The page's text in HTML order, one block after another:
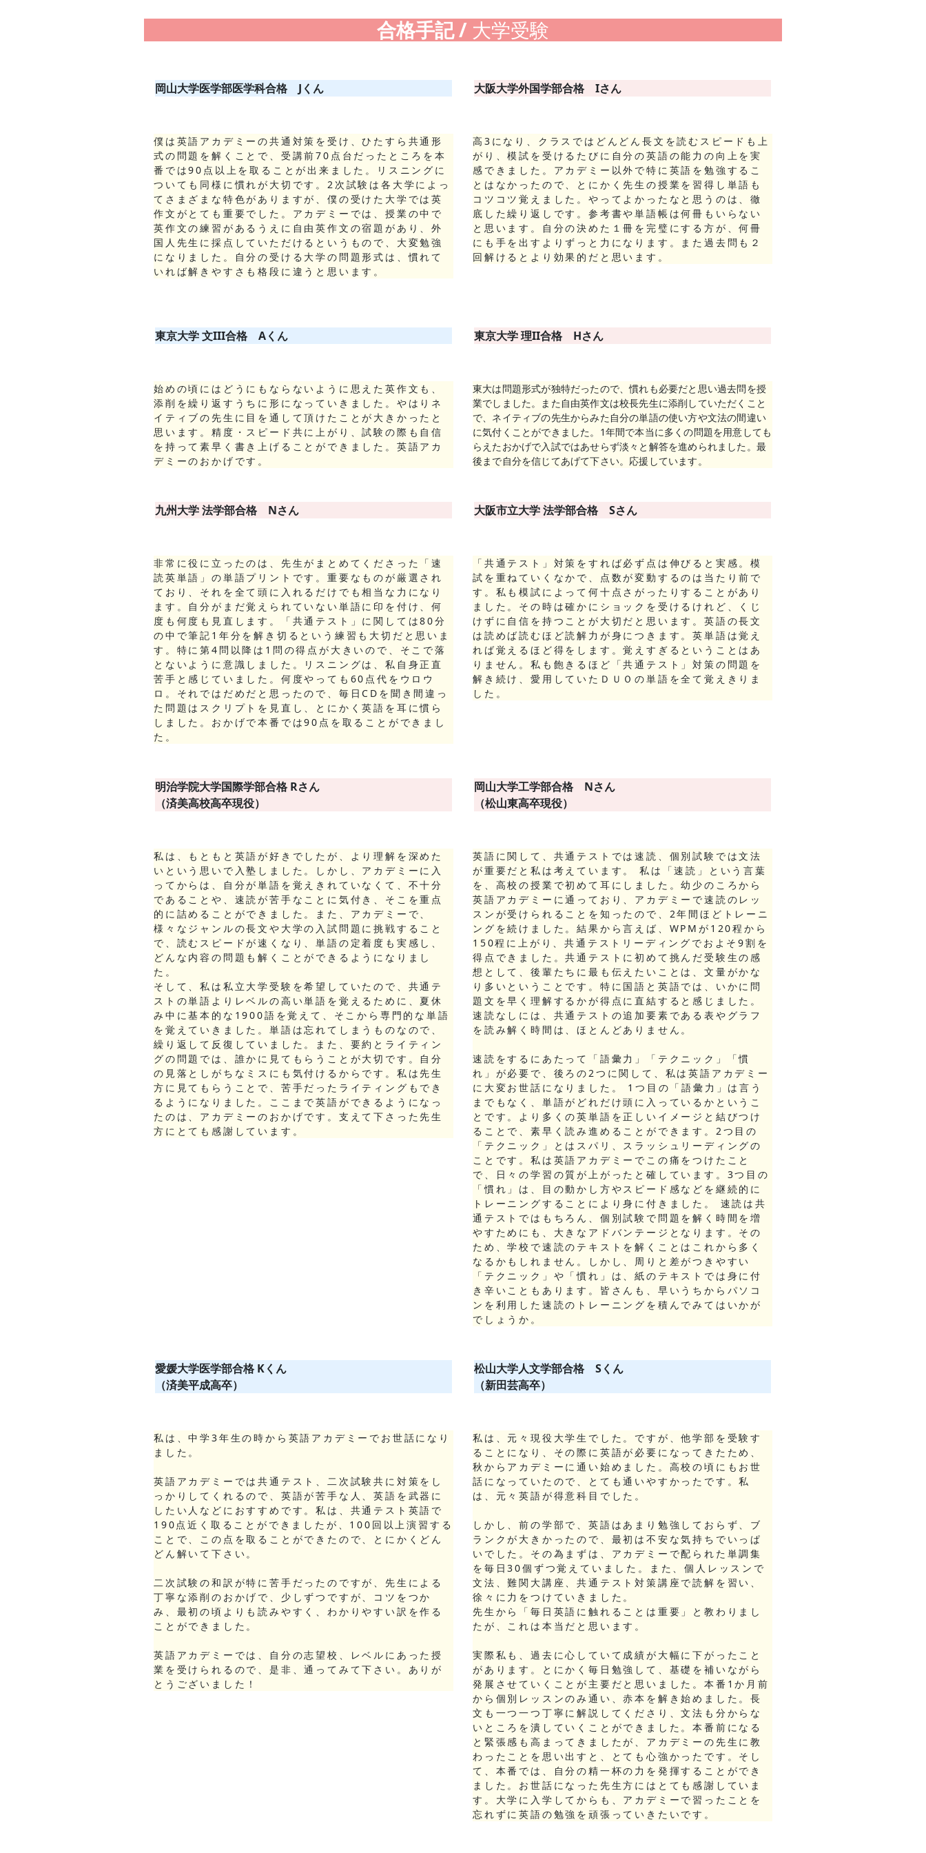
合格手記 / 大学受験
岡山大学医学部医学科合格 Jくん
僕は英語アカデミーの共通対策を受け、ひたすら共通形
式の問題を解くことで、受講前70点台だったところを本
番では90点以上を取ることが出来ました。リスニングに
ついても同様に慣れが大切です。2次試験は各大学によっ
てさまざまな特色がありますが、僕の受けた大学では英
作文がとても重要でした。アカデミーでは、授業の中で
英作文の練習があるうえに自由英作文の宿題があり、外
国人先生に採点していただけるというもので、大変勉強
になりました。自分の受ける大学の問題形式は、慣れて
いれば解きやすさも格段に違うと思います。
大阪大学外国学部合格 Iさん
高3になり、クラスではどんどん長文を読むスピードも上
がり、模試を受けるたびに自分の英語の能力の向上を実
感できました。アカデミー以外で特に英語を勉強するこ
とはなかったので、とにかく先生の授業を習得し単語も
コツコツ覚えました。やってよかったなと思うのは、徹
底した繰り返しです。参考書や単語帳は何冊もいらない
と思います。自分の決めた１冊を完璧にする方が、何冊
にも手を出すよりずっと力になります。また過去問も２
回解けるとより効果的だと思います。
東京大学 文III合格 Aくん
始めの頃にはどうにもならないように思えた英作文も、
添削を繰り返すうちに形になっていきました。やはりネ
イティブの先生に目を通して頂けたことが大きかったと
思います。精度・スピード共に上がり、試験の際も自信
を持って素早く書き上げることができました。英語アカ
デミーのおかげです。
東京大学 理II合格 Hさん
東大は問題形式が独特だったので、慣れも必要だと思い過去問を授
業でしました。また自由英作文は校長先生に添削していただくこと
で、ネイティブの先生からみた自分の単語の使い方や文法の間違い
に気付くことができました。1年間で本当に多くの問題を用意しても
らえたおかげで入試ではあせらず淡々と解答を進められました。最
後まで自分を信じてあげて下さい。応援しています。
九州大学 法学部合格 Nさん
非常に役に立ったのは、先生がまとめてくださった「速
読英単語」の単語プリントです。重要なものが厳選され
ており、それを全て頭に入れるだけでも相当な力になり
ます。自分がまだ覚えられていない単語に印を付け、何
度も何度も見直します。「共通テスト」に関しては80分
の中で筆記1年分を解き切るという練習も大切だと思いま
す。特に第4問以降は1問の得点が大きいので、そこで落
とないように意識しました。リスニングは、私自身正直
苦手と感じていました。何度やっても60点代をウロウ
ロ。それではだめだと思ったので、毎日CDを聞き間違っ
た問題はスクリプトを見直し、とにかく英語を耳に慣ら
しました。おかげで本番では90点を取ることができまし
た。
大阪市立大学 法学部合格 Sさん
「共通テスト」対策をすれば必ず点は伸びると実感。模
試を重ねていくなかで、点数が変動するのは当たり前で
す。私も模試によって何十点さがったりすることがあり
ました。その時は確かにショックを受けるけれど、くじ
けずに自信を持つことが大切だと思います。英語の長文
は読めば読むほど読解力が身につきます。英単語は覚え
れば覚えるほど得をします。覚えすぎるということはあ
りません。私も飽きるほど「共通テスト」対策の問題を
解き続け、愛用していたＤＵＯの単語を全て覚えきりま
した。
明治学院大学国際学部合格 Rさん
（済美高校高卒現役）
私は、もともと英語が好きでしたが、より理解を深めた
いという思いで入塾しました。しかし、アカデミーに入
ってからは、自分が単語を覚えきれていなくて、不十分
であることや、速読が苦手なことに気付き、そこを重点
的に詰めることができました。また、アカデミーで、
様々なジャンルの長文や大学の入試問題に挑戦すること
で、読むスピードが速くなり、単語の定着度も実感し、
どんな内容の問題も解くことができるようになりまし
た。
そして、私は私立大学受験を希望していたので、共通テ
ストの単語よりレベルの高い単語を覚えるために、夏休
み中に基本的な1900語を覚えて、そこから専門的な単語
を覚えていきました。単語は忘れてしまうものなので、
繰り返して反復していました。また、要約とライティン
グの問題では、誰かに見てもらうことが大切です。自分
の見落としがちなミスにも気付けるからです。私は先生
方に見てもらうことで、苦手だったライティングもでき
るようになりました。ここまで英語ができるようになっ
たのは、アカデミーのおかげです。支えて下さった先生
方にとても感謝しています。
岡山大学工学部合格 Nさん
（松山東高卒現役）
英語に関して、共通テストでは速読、個別試験では文法
が重要だと私は考えています。 私は「速読」という言葉
を、高校の授業で初めて耳にしました。幼少のころから
英語アカデミーに通っており、アカデミーで速読のレッ
スンが受けられることを知ったので、2年間ほどトレーニ
ングを続けました。結果から言えば、WPMが120程から
150程に上がり、共通テストリーディングでおよそ9割を
得点できました。共通テストに初めて挑んだ受験生の感
想として、後輩たちに最も伝えたいことは、文量がかな
り多いということです。特に国語と英語では、いかに問
題文を早く理解するかが得点に直結すると感じました。
速読なしには、共通テストの追加要素である表やグラフ
を読み解く時間は、ほとんどありません。
速読をするにあたって「語彙力」「テクニック」「慣
れ」が必要で、後ろの2つに関して、私は英語アカデミー
に大変お世話になりました。 1つ目の「語彙力」は言う
までもなく、単語がどれだけ頭に入っているかというこ
とです。より多くの英単語を正しいイメージと結びつけ
ることで、素早く読み進めることができます。2つ目の
「テクニック」とはスパリ、スラッシュリーディングの
ことです。私は英語アカデミーでこの痛をつけたこと
で、日々の学習の質が上がったと確しています。3つ目の
「慣れ」は、目の動かし方やスピード感などを継続的に
トレーニングすることにより身に付きました。 速読は共
通テストではもちろん、個別試験で問題を解く時間を増
やすためにも、大きなアドバンテージとなります。その
ため、学校で速読のテキストを解くことはこれから多く
なるかもしれません。しかし、周りと差がつきやすい
「テクニック」や「慣れ」は、紙のテキストでは身に付
き辛いこともあります。皆さんも、早いうちからパソコ
ンを利用した速読のトレーニングを積んでみてはいかが
でしょうか。
愛媛大学医学部合格 Kくん
（済美平成高卒）
私は、中学3年生の時から英語アカデミーでお世話になり
ました。
英語アカデミーでは共通テスト、二次試験共に対策をし
っかりしてくれるので、英語が苦手な人、英語を武器に
したい人などにおすすめです。私は、共通テスト英語で
190点近く取ることができましたが、100回以上演習する
ことで、この点を取ることができたので、とにかくどん
どん解いて下さい。
二次試験の和訳が特に苦手だったのですが、先生による
丁寧な添削のおかげで、少しずつですが、コツをつか
み、最初の頃よりも読みやすく、わかりやすい訳を作る
ことができました。
英語アカデミーでは、自分の志望校、レベルにあった授
業を受けられるので、是非、通ってみて下さい。ありが
とうございました！
松山大学人文学部合格 Sくん
（新田芸高卒）
私は、元々現役大学生でした。ですが、他学部を受験す
ることになり、その際に英語が必要になってきたため、
秋からアカデミーに通い始めました。高校の頃にもお世
話になっていたので、とても通いやすかったです。私
は、元々英語が得意科目でした。
しかし、前の学部で、英語はあまり勉強しておらず、ブ
ランクが大きかったので、最初は不安な気持ちでいっぱ
いでした。その為まずは、アカデミーで配られた単調集
を毎日30個ずつ覚えていました。また、個人レッスンで
文法、難関大講座、共通テスト対策講座で読解を習い、
徐々に力をつけていきました。
先生から「毎日英語に触れることは重要」と教わりまし
たが、これは本当だと思います。
実際私も、過去に心していて成績が大幅に下がったこと
があります。とにかく毎日勉強して、基礎を補いながら
発展させていくことが主要だと思いました。本番1か月前
から個別レッスンのみ通い、赤本を解き始めました。長
文も一つ一つ丁寧に解説してくださり、文法も分からな
いところを潰していくことができました。本番前になる
と緊張感も高まってきましたが、アカデミーの先生に教
わったことを思い出すと、とても心強かったです。そし
て、本番では、自分の精一杯の力を発揮することができ
ました。お世話になった先生方にはとても感謝していま
す。大学に入学してからも、アカデミーで習ったことを
忘れずに英語の勉強を頑張っていきたいです。